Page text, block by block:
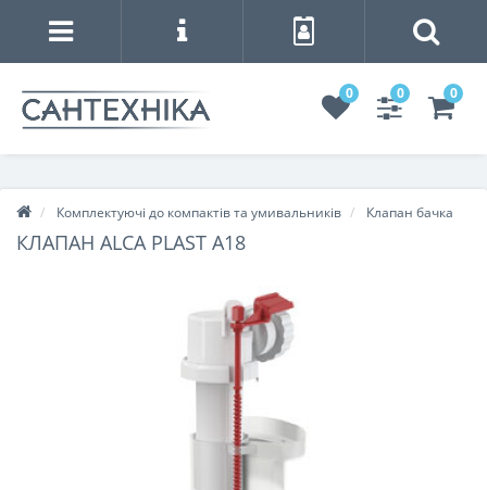
0 0 0
Комплектуючі до компактів та умивальників Клапан бачка
КЛАПАН ALCA PLAST A18